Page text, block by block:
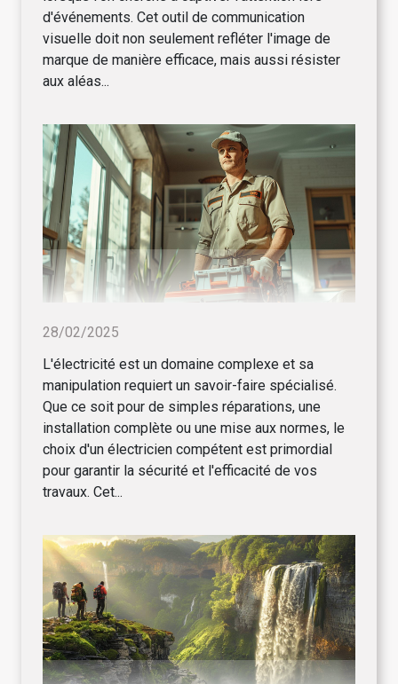
d'événements. Cet outil de communication
visuelle doit non seulement refléter l'image de
marque de manière efficace, mais aussi résister
aux aléas...
28/02/2025
L'électricité est un domaine complexe et sa
manipulation requiert un savoir-faire spécialisé.
Que ce soit pour de simples réparations, une
installation complète ou une mise aux normes, le
choix d'un électricien compétent est primordial
pour garantir la sécurité et l'efficacité de vos
travaux. Cet...